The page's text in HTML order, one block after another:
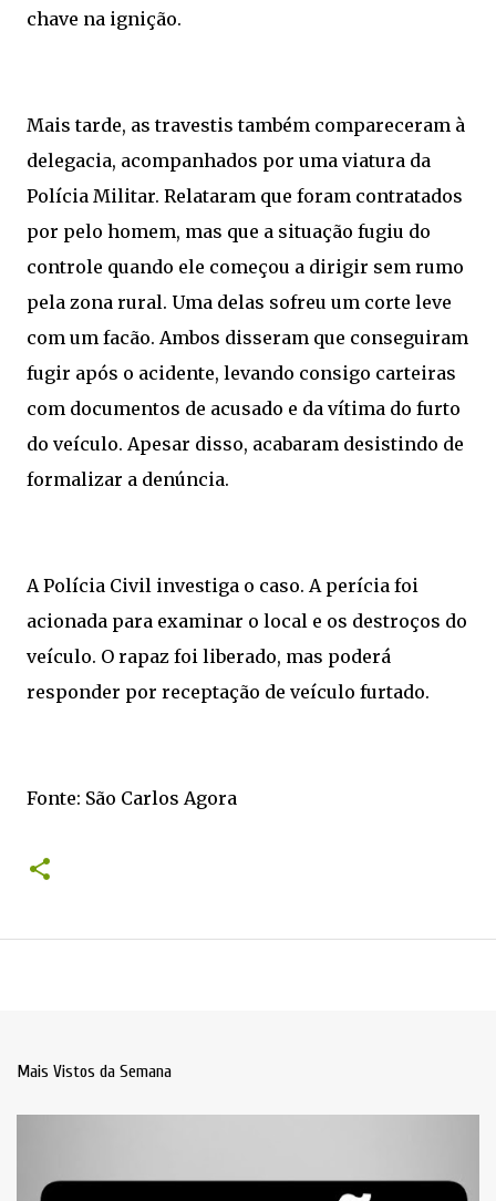
chave na ignição.
Mais tarde, as travestis também compareceram à
delegacia, acompanhados por uma viatura da
Polícia Militar. Relataram que foram contratados
por pelo homem, mas que a situação fugiu do
controle quando ele começou a dirigir sem rumo
pela zona rural. Uma delas sofreu um corte leve
com um facão. Ambos disseram que conseguiram
fugir após o acidente, levando consigo carteiras
com documentos de acusado e da vítima do furto
do veículo. Apesar disso, acabaram desistindo de
formalizar a denúncia.
A Polícia Civil investiga o caso. A perícia foi
acionada para examinar o local e os destroços do
veículo. O rapaz foi liberado, mas poderá
responder por receptação de veículo furtado.
Fonte: São Carlos Agora
Mais Vistos da Semana